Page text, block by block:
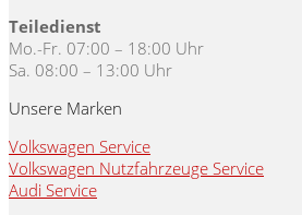
Teiledienst
Mo.-Fr. 07:00 – 18:00 Uhr
Sa. 08:00 – 13:00 Uhr
Unsere Marken
Volkswagen Service
Volkswagen Nutzfahrzeuge Service
Audi Service